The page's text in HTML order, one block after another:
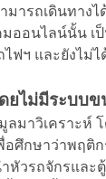
ารถเดินทาง
อนไลน์นั้น เป็
ไฟฯ และยังไ
ยไม่มีระบบ
มาวิเคราะห์
อศึกษาว่าพฤติ
หัวรถจักรแล